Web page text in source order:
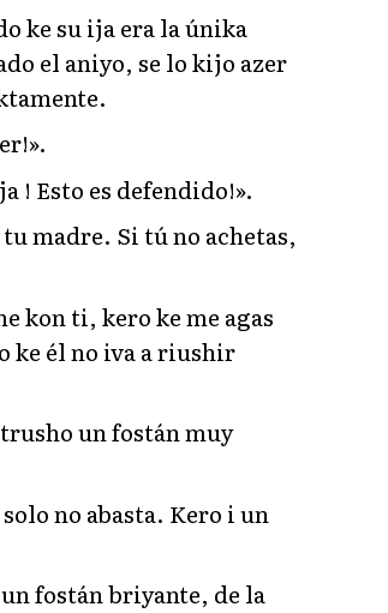
ke su ija era la únika
el aniyo, se lo kijo azer
! Esto es defendido!».
tu madre. Si tú no achetas,
kon ti, kero ke me agas
ke él no iva a riushir
un fostán muy
no abasta. Kero i un
fostán briyante, de la